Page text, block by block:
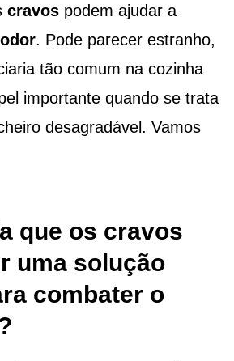
cravospodem ajudar a
. Pode parecer estranho,
tão comum na cozinha
importante quando se trata
desagradável. Vamos
que os cravos
uma solução
combater o